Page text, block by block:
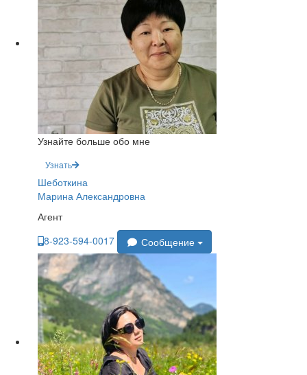
Узнайте больше обо мне
Узнать
Шеботкина
Марина Александровна
Агент
8-923-594-0017
Сообщение